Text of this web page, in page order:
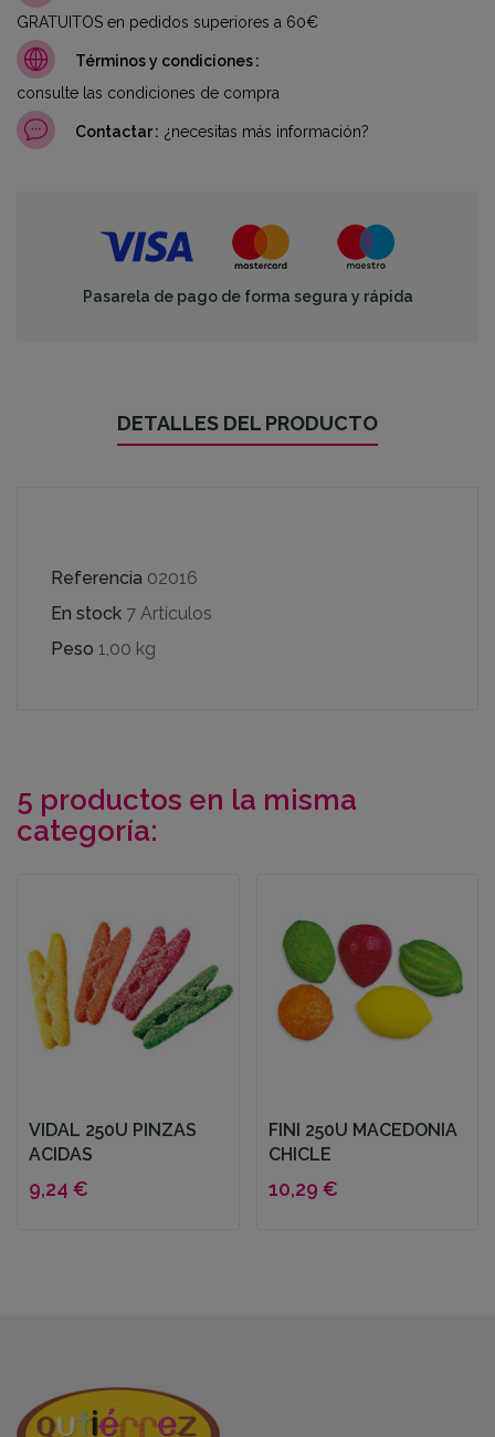
GRATUITOS en pedidos superiores a 60€
Términos y condiciones
consulte las condiciones de compra
Contactar ¿necesitas más información?
Pasarela de pago de forma segura y rápida
DETALLES DEL PRODUCTO
Referencia 02016
En stock 7 Artículos
Peso 1,00 kg
5 productos en la misma
categoría:
VIDAL 250U PINZAS
ACIDAS
9,24 €
FINI 250U MACEDONIA
CHICLE
10,29 €